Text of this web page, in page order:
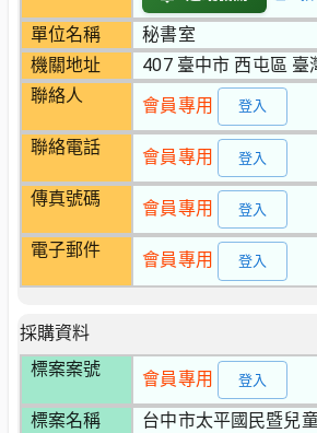
單位名稱
秘書室
機關地址
407 臺中市 西屯區 臺
聯絡人
會員專用 登入
聯絡電話 會員專用 登入
傳真號碼 會員專用 登入
電子郵件 會員專用 登入
採購資料
標案案號
會員專用 登入
標案名稱
台中市太平國民暨兒